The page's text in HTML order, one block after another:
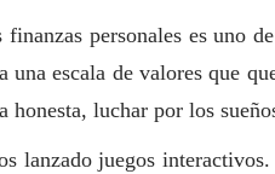
personales es uno
una escala de valores que
honesta, luchar por los
lanzado juegos